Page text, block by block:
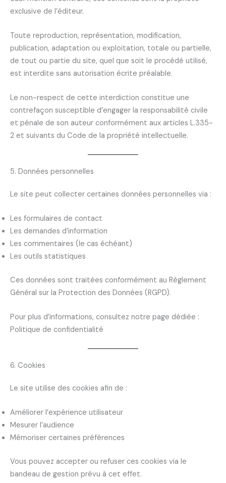
exclusive de l’éditeur.
Toute reproduction, représentation, modification,
publication, adaptation ou exploitation, totale ou partielle,
de tout ou partie du site, quel que soit le procédé utilisé,
est interdite sans autorisation écrite préalable.
Le non-respect de cette interdiction constitue une
contrefaçon susceptible d’engager la responsabilité civile
et pénale de son auteur conformément aux articles L.335-
2 et suivants du Code de la propriété intellectuelle.
5. Données personnelles
Le site peut collecter certaines données personnelles via :
Les formulaires de contact
Les demandes d’information
Les commentaires (le cas échéant)
Les outils statistiques
Ces données sont traitées conformément au Règlement
Général sur la Protection des Données (RGPD).
Pour plus d’informations, consultez notre page dédiée :
Politique de confidentialité
6. Cookies
Le site utilise des cookies afin de :
Améliorer l’expérience utilisateur
Mesurer l’audience
Mémoriser certaines préférences
Vous pouvez accepter ou refuser ces cookies via le
bandeau de gestion prévu à cet effet.